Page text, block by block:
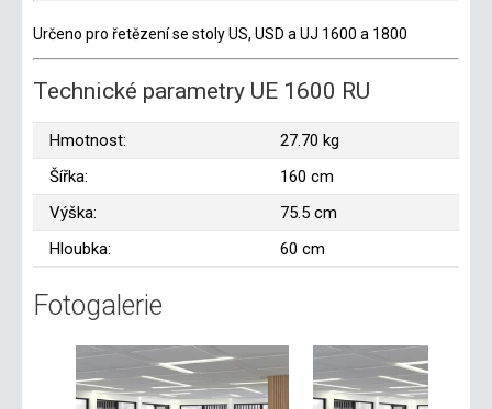
Určeno pro řetězení se stoly US, USD a UJ 1600 a 1800
Technické parametry UE 1600 RU
Hmotnost:
27.70 kg
Šířka:
160 cm
Výška:
75.5 cm
Hloubka:
60 cm
Fotogalerie